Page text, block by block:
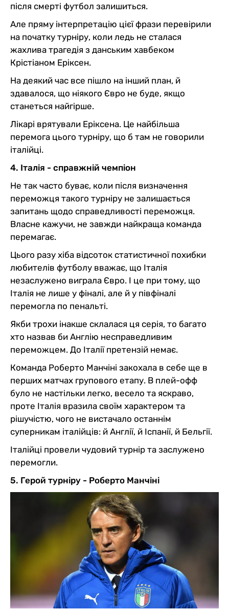
після смерті футбол залишиться.
Але пряму інтерпретацію цієї фрази перевірили
на початку турніру, коли ледь не сталася
жахлива трагедія з данським хавбеком
Крістіаном Еріксен.
На деякий час все пішло на інший план, й
здавалося, що ніякого Євро не буде, якщо
станеться найгірше.
Лікарі врятували Еріксена. Це найбільша
перемога цього турніру, що б там не говорили
італійці.
4. Італія - справжній чемпіон
Не так часто буває, коли після визначення
переможця такого турніру не залишається
запитань щодо справедливості переможця.
Власне кажучи, не завжди найкраща команда
перемагає.
Цього разу хіба відсоток статистичної похибки
любителів футболу вважає, що Італія
незаслужено виграла Євро. І це при тому, що
Італія не лише у фіналі, але й у півфіналі
перемогла по пенальті.
Якби трохи інакше склалася ця серія, то багато
хто назвав би Англію несправедливим
переможцем. До Італії претензій немає.
Команда Роберто Манчіні закохала в себе ще в
перших матчах групового етапу. В плей-офф
було не настільки легко, весело та яскраво,
проте Італія вразила своїм характером та
рішучістю, чого не вистачало останнім
суперникам італійців: й Англії, й Іспанії, й Бельгії.
Італійці провели чудовий турнір та заслужено
перемогли.
5. Герой турніру - Роберто Манчіні